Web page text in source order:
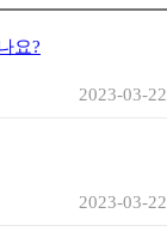
요?
2023-03-22
2023-03-22